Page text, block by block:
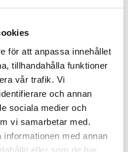
för att anpassa innehållet
tillhandahålla funktioner
vår trafik. Vi
och annan
sociala medier och
vi samarbetar med.
med annan
eller som de har